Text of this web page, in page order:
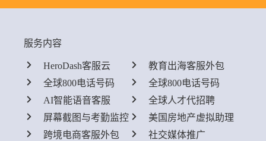
服务内容
HeroDash客服云
全球800电话号码
AI智能语音客服
屏幕截图与考勤监控
跨境电商客服外包
教育出海客服外包
全球800电话号码
全球人才代招聘
美国房地产虚拟助理
社交媒体推广